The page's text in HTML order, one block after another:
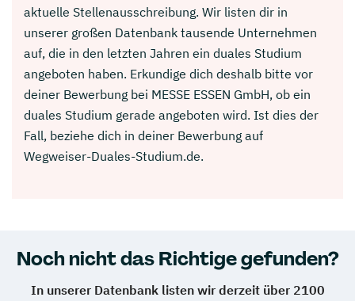
aktuelle Stellenausschreibung. Wir listen dir in
unserer großen Datenbank tausende Unternehmen
auf, die in den letzten Jahren ein duales Studium
angeboten haben. Erkundige dich deshalb bitte vor
deiner Bewerbung bei MESSE ESSEN GmbH, ob ein
duales Studium gerade angeboten wird. Ist dies der
Fall, beziehe dich in deiner Bewerbung auf
Wegweiser-Duales-Studium.de.
Noch nicht das Richtige gefunden?
In unserer Datenbank listen wir derzeit über 2100